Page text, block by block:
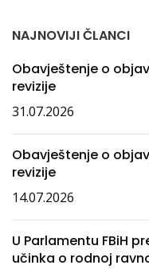
NAJNOVIJI ČLANCI
Obavještenje o
revizije
31.07.2026
Obavještenje o
revizije
14.07.2026
U Parlamentu FBiH
učinka o rodnoj